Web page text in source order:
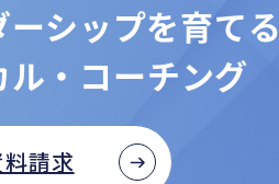
シップを育てる
・コーチング
請求